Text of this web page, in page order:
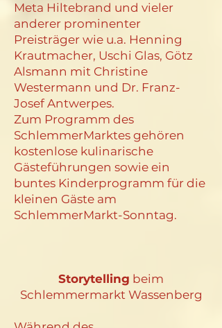
Meta Hiltebrand und vieler
anderer prominenter
Preisträger wie u.a. Henning
Krautmacher, Uschi Glas, Götz
Alsmann mit Christine
Westermann und Dr. Franz-
Josef Antwerpes.
Zum Programm des
SchlemmerMarktes gehören
kostenlose kulinarische
Gästeführungen sowie ein
buntes Kinderprogramm für die
kleinen Gäste am
SchlemmerMarkt-Sonntag.
Storytelling beim
Schlemmermarkt Wassenberg